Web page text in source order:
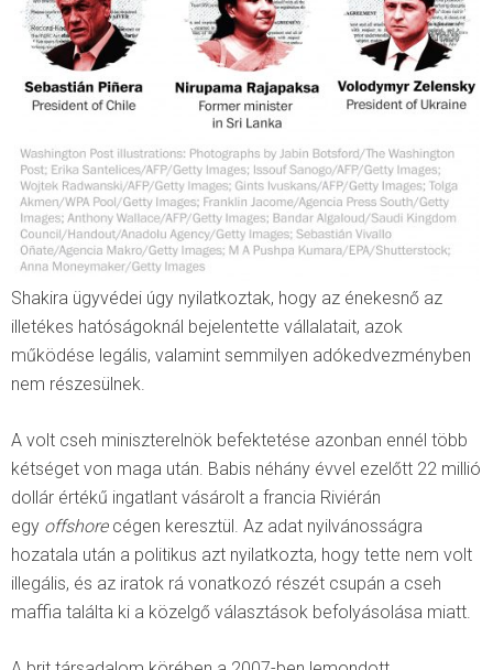
Shakira ügyvédei úgy nyilatkoztak, hogy az énekesnő az
illetékes hatóságoknál bejelentette vállalatait, azok
működése legális, valamint semmilyen adókedvezményben
nem részesülnek.
A volt cseh miniszterelnök befektetése azonban ennél több
kétséget von maga után. Babis néhány évvel ezelőtt 22 millió
dollár értékű ingatlant vásárolt a francia Riviérán
egy offshorecégen keresztül. Az adat nyilvánosságra
hozatala után a politikus azt nyilatkozta, hogy tette nem volt
illegális, és az iratok rá vonatkozó részét csupán a cseh
maffia találta ki a közelgő választások befolyásolása miatt.